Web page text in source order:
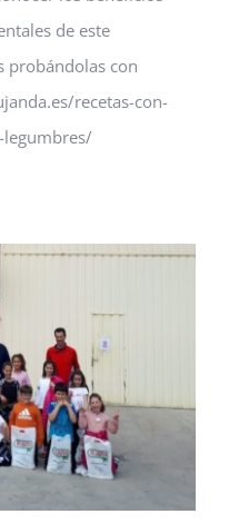
de este
probándolas con
recetas-con-